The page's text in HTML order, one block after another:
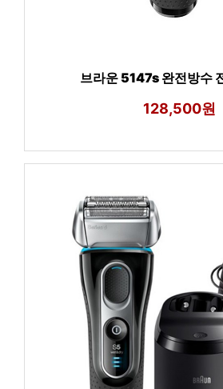
브라운 5147s 완전방수
128,500원